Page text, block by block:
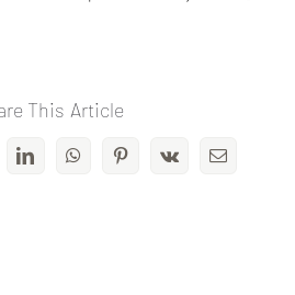
This Article
LinkedInWhatsAppPinterestVk Email